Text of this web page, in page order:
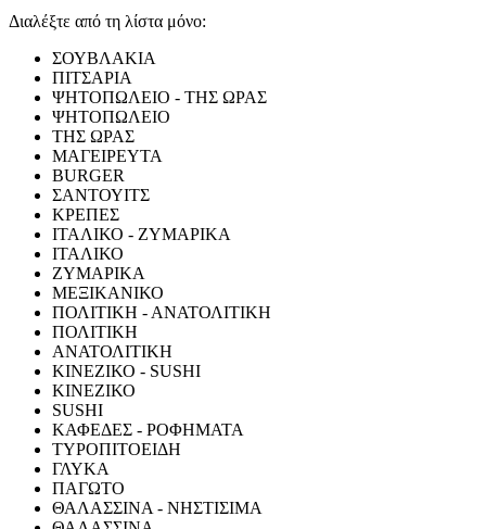
Διαλέξτε από τη λίστα μόνο:
ΣΟΥΒΛΑΚΙΑ
ΠΙΤΣΑΡΙΑ
ΨΗΤΟΠΩΛΕΙΟ - ΤΗΣ ΩΡΑΣ
ΨΗΤΟΠΩΛΕΙΟ
ΤΗΣ ΩΡΑΣ
ΜΑΓΕΙΡΕΥΤΑ
BURGER
ΣΑΝΤΟΥΙΤΣ
ΚΡΕΠΕΣ
ΙΤΑΛΙΚΟ - ΖΥΜΑΡΙΚΑ
ΙΤΑΛΙΚΟ
ΖΥΜΑΡΙΚΑ
ΜΕΞΙΚΑΝΙΚΟ
ΠΟΛΙΤΙΚΗ - ΑΝΑΤΟΛΙΤΙΚΗ
ΠΟΛΙΤΙΚΗ
ΑΝΑΤΟΛΙΤΙΚΗ
ΚΙΝΕΖΙΚΟ - SUSHI
ΚΙΝΕΖΙΚΟ
SUSHI
ΚΑΦΕΔΕΣ - ΡΟΦΗΜΑΤΑ
ΤΥΡΟΠΙΤΟΕΙΔΗ
ΓΛΥΚΑ
ΠΑΓΩΤΟ
ΘΑΛΑΣΣΙΝΑ - ΝΗΣΤΙΣΙΜΑ